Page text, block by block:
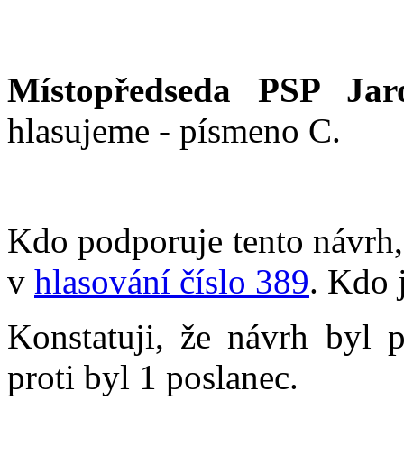
Místopředseda PSP
hlasujeme - písmeno C.
Kdo podporuje tento
v hlasování číslo 389. Kdo
Konstatuji, že návrh byl
proti byl 1 poslanec.